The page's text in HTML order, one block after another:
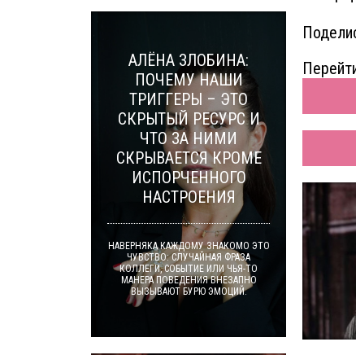
АЛЁНА ЗЛОБИНА:
ПОЧЕМУ НАШИ
ТРИГГЕРЫ – ЭТО
СКРЫТЫЙ РЕСУРС И
ЧТО ЗА НИМИ
СКРЫВАЕТСЯ КРОМЕ
ИСПОРЧЕННОГО
НАСТРОЕНИЯ
НАВЕРНЯКА КАЖДОМУ ЗНАКОМО ЭТО
ЧУВСТВО: СЛУЧАЙНАЯ ФРАЗА
КОЛЛЕГИ, СОБЫТИЕ ИЛИ ЧЬЯ-ТО
МАНЕРА ПОВЕДЕНИЯ ВНЕЗАПНО
ВЫЗЫВАЮТ БУРЮ ЭМОЦИЙ.